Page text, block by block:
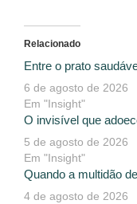
Relacionado
Entre o prato
6 de agosto de 2026
Em "Insight"
O invisível que
5 de agosto de 2026
Em "Insight"
Quando a multidão
4 de agosto de 2026